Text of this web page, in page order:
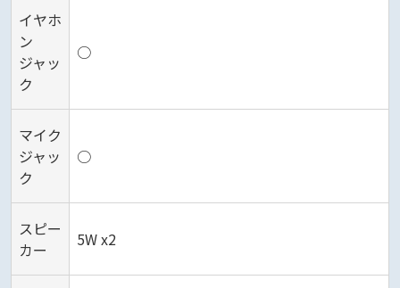
イヤホ
ン
ジャッ
ク
○
マイク
ジャッ
ク
○
スピー
カー
5W x2